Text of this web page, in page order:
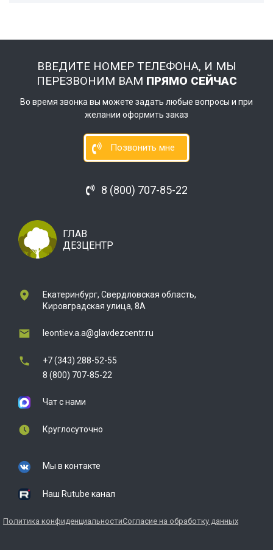
ВВЕДИТЕ НОМЕР ТЕЛЕФОНА, И МЫ
ПЕРЕЗВОНИМ ВАМ ПРЯМО СЕЙЧАС
Во время звонка вы можете задать любые вопросы и при
желании оформить заказ
Позвонить мне
8 (800) 707-85-22
ГЛАВ
ДЕЗЦЕНТР
Екатеринбург, Свердловская область,
Кировградская улица, 8А
leontiev.a.a@glavdezcentr.ru
+7 (343) 288-52-55
8 (800) 707-85-22
Чат с нами
Круглосуточно
Мы в контакте
Наш Rutube канал
Политика конфиденциальностиСогласие на обработку данных